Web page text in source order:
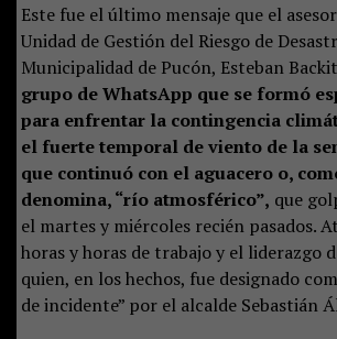
Este fue el último mensaje que el
Unidad de Gestión del Riesgo de
Municipalidad de Pucón, Esteban
grupo de WhatsApp que se formó
para enfrentar la contingencia
el fuerte temporal de viento de la
que continuó con el aguacero o,
denomina, “río atmosférico”, que
el martes y miércoles recién pasados.
horas y horas de trabajo y el liderazgo
quien, en los hechos, fue designado
de incidente” por el alcalde Sebastián